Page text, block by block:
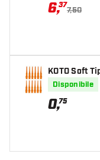
6,37
7,50
KOTO Soft
Disponibile
0,75